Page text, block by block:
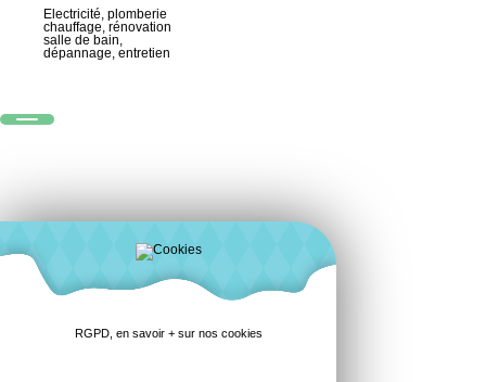
Electricité, plomberie
chauffage, rénovation
salle de bain,
dépannage, entretien
RGPD, en savoir + sur nos cookies